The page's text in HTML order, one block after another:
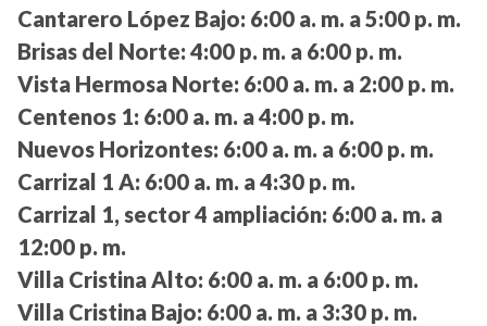
Cantarero López Bajo: 6:00 a. m. a 5:00 p. m.
Brisas del Norte: 4:00 p. m. a 6:00 p. m.
Vista Hermosa Norte: 6:00 a. m. a 2:00 p. m.
Centenos 1: 6:00 a. m. a 4:00 p. m.
Nuevos Horizontes: 6:00 a. m. a 6:00 p. m.
Carrizal 1 A: 6:00 a. m. a 4:30 p. m.
Carrizal 1, sector 4 ampliación: 6:00 a. m. a
12:00 p. m.
Villa Cristina Alto: 6:00 a. m. a 6:00 p. m.
Villa Cristina Bajo: 6:00 a. m. a 3:30 p. m.